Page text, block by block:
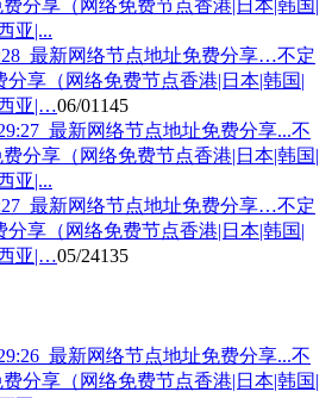
最新网络节点地址免费分享…不定
享（网络免费节点香港|日本|韩国|
亚|…06/01 145
最新网络节点地址免费分享…不定
享（网络免费节点香港|日本|韩国|
亚|…05/24135